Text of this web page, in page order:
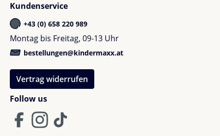
Follow us
Kundenservice
+43 (0) 658 220 989
Montag bis Freitag, 09-13 Uhr
bestellungen@kindermaxx.at
Vertrag widerrufen